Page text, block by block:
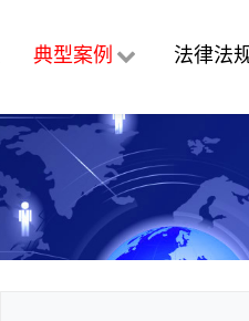
典型案例 法律法